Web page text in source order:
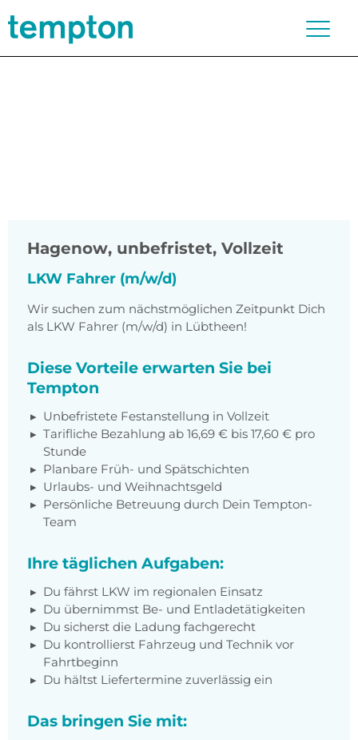
Hagenow, unbefristet, Vollzeit
LKW Fahrer (m/w/d)
Wir suchen zum nächstmöglichen Zeitpunkt Dich
als LKW Fahrer (m/w/d) in Lübtheen!
Diese Vorteile erwarten Sie bei
Tempton
Unbefristete Festanstellung in Vollzeit
Tarifliche Bezahlung ab 16,69 € bis 17,60 € pro
Stunde
Planbare Früh- und Spätschichten
Urlaubs- und Weihnachtsgeld
Persönliche Betreuung durch Dein Tempton-
Team
Ihre täglichen Aufgaben:
Du fährst LKW im regionalen Einsatz
Du übernimmst Be- und Entladetätigkeiten
Du sicherst die Ladung fachgerecht
Du kontrollierst Fahrzeug und Technik vor
Fahrtbeginn
Du hältst Liefertermine zuverlässig ein
Das bringen Sie mit: